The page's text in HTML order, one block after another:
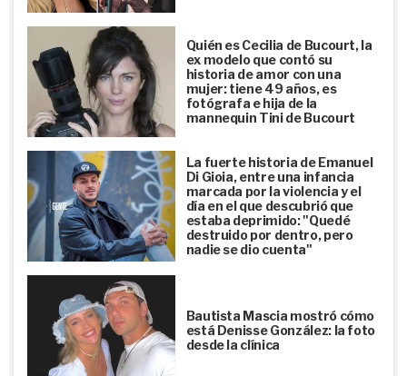
Quién es Cecilia de Bucourt, la
ex modelo que contó su
historia de amor con una
mujer: tiene 49 años, es
fotógrafa e hija de la
mannequin Tini de Bucourt
La fuerte historia de Emanuel
Di Gioia, entre una infancia
marcada por la violencia y el
día en el que descubrió que
estaba deprimido: "Quedé
destruido por dentro, pero
nadie se dio cuenta"
Bautista Mascia mostró cómo
está Denisse González: la foto
desde la clínica